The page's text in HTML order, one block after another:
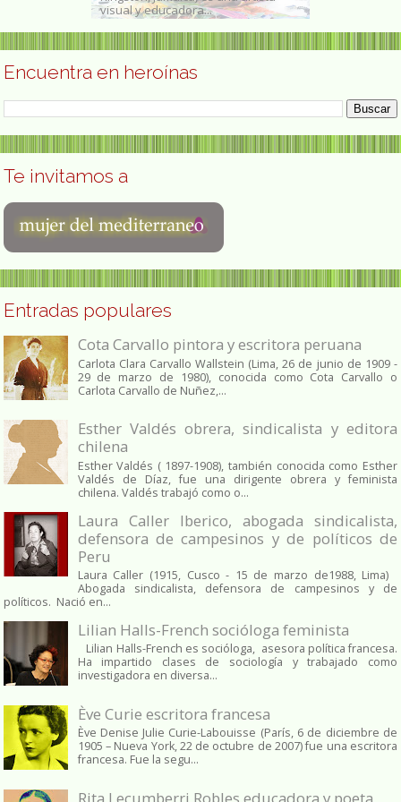
visual y educadora...
Encuentra en heroínas
Te invitamos a
Entradas populares
Cota Carvallo pintora y escritora peruana
Carlota Clara Carvallo Wallstein (Lima, 26 de junio de 1909 -
29 de marzo de 1980), conocida como Cota Carvallo o
Carlota Carvallo de Nuñez,...
Esther Valdés obrera, sindicalista y editora
chilena
Esther Valdés ( 1897-1908), también conocida como Esther
Valdés de Díaz, fue una dirigente obrera y feminista
chilena. Valdés trabajó como o...
Laura Caller Iberico, abogada sindicalista,
defensora de campesinos y de políticos de
Peru
Laura Caller (1915, Cusco - 15 de marzo de1988, Lima)
Abogada sindicalista, defensora de campesinos y de
políticos. Nació en...
Lilian Halls-French socióloga feminista
Lilian Halls-French es socióloga, asesora política francesa.
Ha impartido clases de sociología y trabajado como
investigadora en diversa...
Ève Curie escritora francesa
Ève Denise Julie Curie-Labouisse (París, 6 de diciembre de
1905 – Nueva York, 22 de octubre de 2007) fue una escritora
francesa. Fue la segu...
Rita Lecumberri Robles educadora y poeta